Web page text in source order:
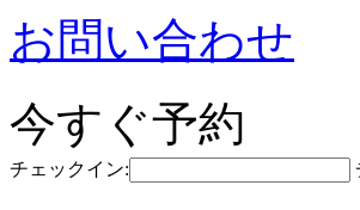
お問い合わせ
今すぐ予約
チェックイン: